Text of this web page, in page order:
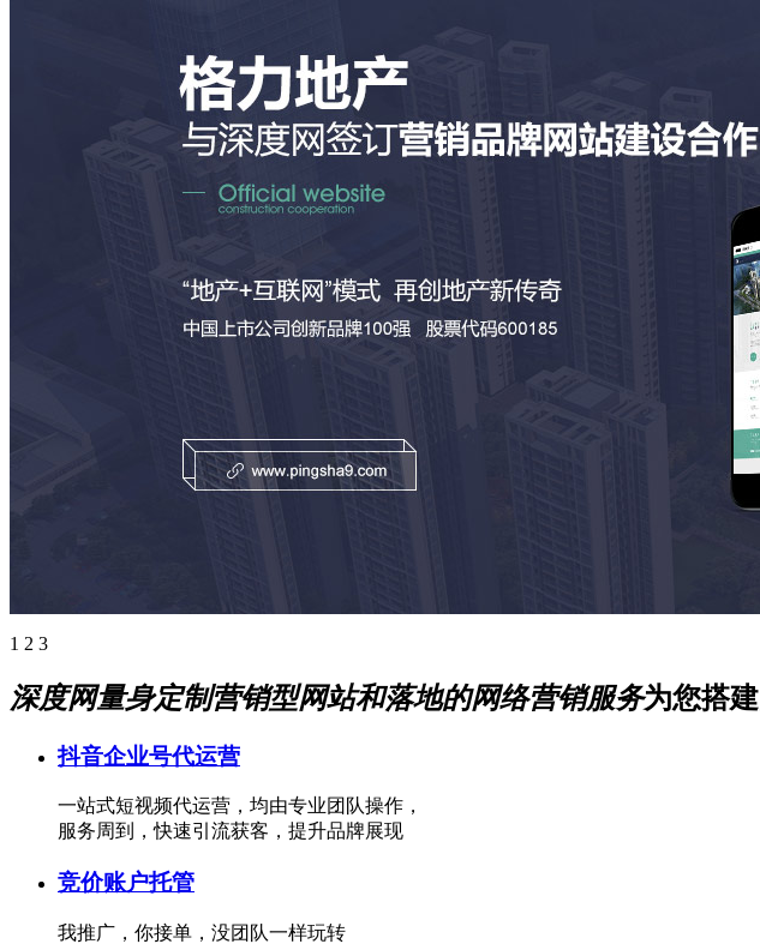
1 2 3
深度网量身定制营销型网站和落地的网络营销服务为您搭建
抖音企业号代运营
一站式短视频代运营，均由专业团队操作，
服务周到，快速引流获客，提升品牌展现
竞价账户托管
我推广，你接单，没团队一样玩转